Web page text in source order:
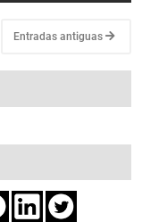
Entradas antiguas